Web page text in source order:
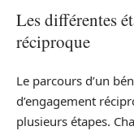
Les différentes
réciproque
Le parcours d’un
d’engagement
plusieurs étapes.